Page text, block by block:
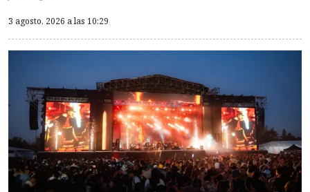
3 agosto, 2026 a las 10:29